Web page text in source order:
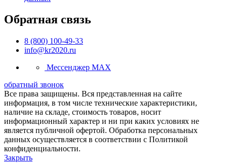
Обратная связь
8 (800) 100-49-33
info@kr2020.ru
Мессенджер MAX
обратный звонок
Все права защищены. Вся представленная на сайте
информация, в том числе технические характеристики,
наличие на складе, стоимость товаров, носит
информационный характер и ни при каких условиях не
является публичной офертой. Обработка персональных
данных осуществляется в соответствии с Политикой
конфиденциальности.
Закрыть